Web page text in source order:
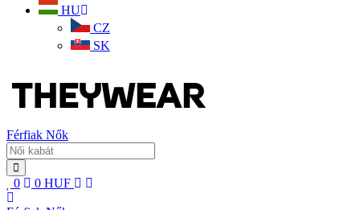
HU
CZ
SK
Férfiak Nők
0 0 HUF